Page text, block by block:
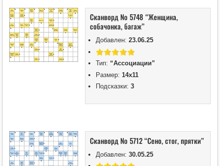
Сканворд № 5748 “Женщина,
собачонка, багаж”
Добавлен:23.06.25
Тип: “Ассоциации”
Размер: 14х11
Подсказки:3
Сканворд № 5712 “Сено, стог, прятки”
Добавлен:30.05.25